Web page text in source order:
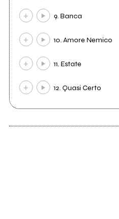
9. Banca
10. Amore Nemico
11. Estate
12. Quasi Certo